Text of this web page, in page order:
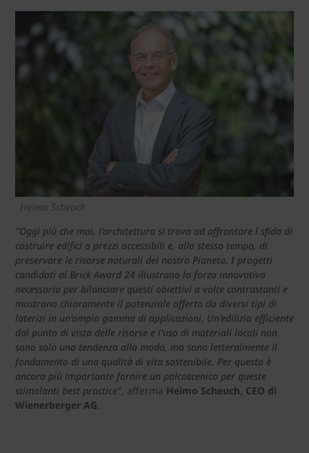
Heimo Scheuch
"Oggi più che mai, l'architettura si trova ad affrontare l sfida di
costruire edifici a prezzi accessibili e, allo stesso tempo, di
preservare le risorse naturali del nostro Pianeta. I progetti
candidati al Brick Award 24 illustrano la forza innovativa
necessaria per bilanciare questi obiettivi a volte contrastanti e
mostrano chiaramente il potenziale offerto da diversi tipi di
laterizi in un'ampia gamma di applicazioni. Un'edilizia efficiente
dal punto di vista delle risorse e l'uso di materiali locali non
sono solo una tendenza alla moda, ma sono letteralmente il
fondamento di una qualità di vita sostenibile. Per questo è
ancora più importante fornire un palcoscenico per queste
stimolanti best practice", afferma Heimo Scheuch, CEO di
Wienerberger AG.